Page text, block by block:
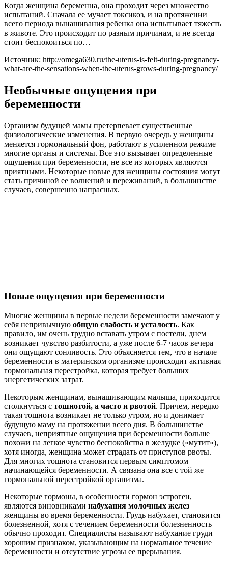
Когда женщина беременна, она проходит через множество
испытаний. Сначала ее мучает токсикоз, и на протяжении
всего периода вынашивания ребенка она испытывает тяжесть
в животе. Это происходит по разным причинам, и не всегда
стоит беспокоиться по…
Источник: http://omega630.ru/the-uterus-is-felt-during-pregnancy-
what-are-the-sensations-when-the-uterus-grows-during-pregnancy/
Необычные ощущения при
беременности
Организм будущей мамы претерпевает существенные
физиологические изменения. В первую очередь у женщины
меняется гормональный фон, работают в усиленном режиме
многие органы и системы. Все это вызывает определенные
ощущения при беременности, не все из которых являются
приятными. Некоторые новые для женщины состояния могут
стать причиной ее волнений и переживаний, в большинстве
случаев, совершенно напрасных.
Новые ощущения при беременности
Многие женщины в первые недели беременности замечают у
себя непривычную общую слабость и усталость. Как
правило, им очень трудно вставать утром с постели, днем
возникает чувство разбитости, а уже после 6-7 часов вечера
они ощущают сонливость. Это объясняется тем, что в начале
беременности в материнском организме происходит активная
гормональная перестройка, которая требует больших
энергетических затрат.
Некоторым женщинам, вынашивающим малыша, приходится
столкнуться с тошнотой, а часто и рвотой. Причем, нередко
такая тошнота возникает не только утром, но и донимает
будущую маму на протяжении всего дня. В большинстве
случаев, неприятные ощущения при беременности больше
похожи на легкое чувство беспокойства в желудке («мутит»),
хотя иногда, женщина может страдать от приступов рвоты.
Для многих тошнота становится первым симптомом
начинающейся беременности. А связана она все с той же
гормональной перестройкой организма.
Некоторые гормоны, в особенности гормон эстроген,
являются виновниками набухания молочных желез
женщины во время беременности. Грудь набухает, становится
болезненной, хотя с течением беременности болезненность
обычно проходит. Специалисты называют набухание груди
хорошим признаком, указывающим на нормальное течение
беременности и отсутствие угрозы ее прерывания.